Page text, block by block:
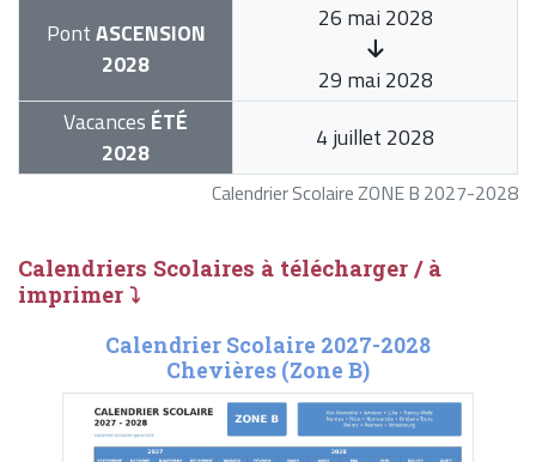
Calendrier Scolaire ZONE B 2027-2028
PontASCENSION
2028
26 mai 2028
29 mai 2028
Vacances ÉTÉ
2028
4 juillet 2028
Calendriers Scolaires à télécharger / à
imprimer ⤵
Calendrier Scolaire 2027-2028
Chevières (Zone B)